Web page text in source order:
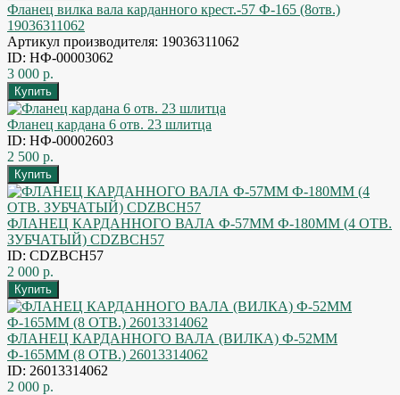
Фланец вилка вала карданного крест.-57 Ф-165 (8отв.)
19036311062
Артикул производителя: 19036311062
ID: НФ-00003062
3 000 р.
Фланец кардана 6 отв. 23 шлитца
ID: НФ-00002603
2 500 р.
ФЛАНЕЦ КАРДАННОГО ВАЛА Ф-57ММ Ф-180ММ (4 ОТВ.
ЗУБЧАТЫЙ) CDZBCH57
ID: CDZBCH57
2 000 р.
ФЛАНЕЦ КАРДАННОГО ВАЛА (ВИЛКА) Ф-52ММ
Ф-165ММ (8 ОТВ.) 26013314062
ID: 26013314062
2 000 р.